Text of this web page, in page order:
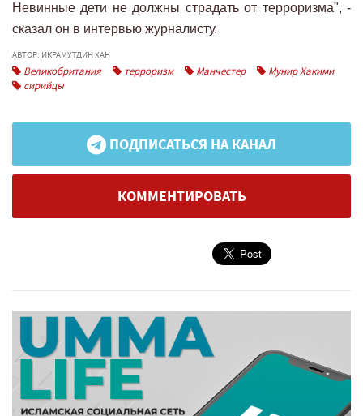
Невинные дети не должны страдать от терроризма", -
сказал он в интервью журналисту.
АВТОР: ИКРАМУТДИН ХАН
Великобритания терроризм Манчестер
Мунир Хакими
сирийцы
ПОДПИСАТЬСЯ НА КАНАЛ
КОММЕНТИРОВАТЬ